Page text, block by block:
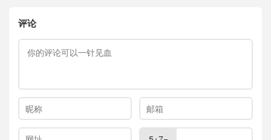
评论